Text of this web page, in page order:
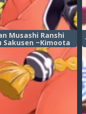
Musashi Ranshi
Sakusen ~Kimoota
Chinpou Gyorai ga
no Shojo Soukou o
Kantsuu!
Nyotai o Bosen ni
Shite Shison
Saseru (Операция
овулирующего
Мусаси~ Адмирал
отаку про